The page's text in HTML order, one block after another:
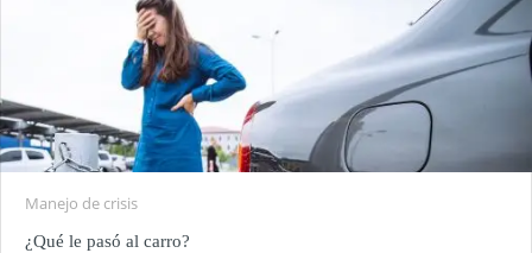
Manejo de crisis
¿Qué le pasó al carro?